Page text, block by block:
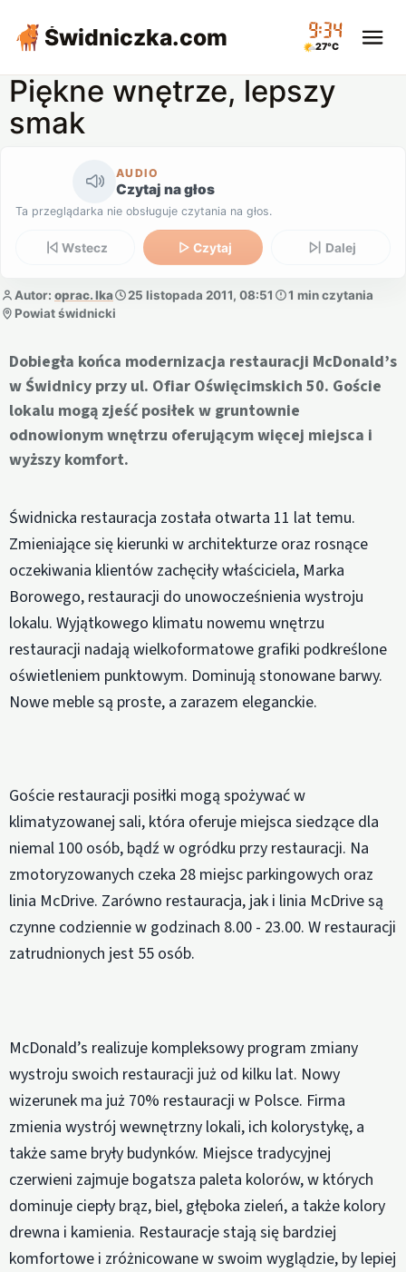
Świdniczka.com 09:34
27°C
Piękne wnętrze, lepszy
smak
AUDIO
Czytaj na głos
Ta przeglądarka nie obsługuje czytania na głos.
Wstecz Czytaj Dalej
Autor: oprac. Ika 25 listopada 2011, 08:51
1 min czytania
Powiat świdnicki
Dobiegła końca modernizacja restauracji McDonald’s
w Świdnicy przy ul. Ofiar Oświęcimskich 50. Goście
lokalu mogą zjeść posiłek w gruntownie
odnowionym wnętrzu oferującym więcej miejsca i
wyższy komfort.
Świdnicka restauracja została otwarta 11 lat temu.
Zmieniające się kierunki w architekturze oraz rosnące
oczekiwania klientów zachęciły właściciela, Marka
Borowego, restauracji do unowocześnienia wystroju
lokalu. Wyjątkowego klimatu nowemu wnętrzu
restauracji nadają wielkoformatowe grafiki podkreślone
oświetleniem punktowym. Dominują stonowane barwy.
Nowe meble są proste, a zarazem eleganckie.
Goście restauracji posiłki mogą spożywać w
klimatyzowanej sali, która oferuje miejsca siedzące dla
niemal 100 osób, bądź w ogródku przy restauracji. Na
zmotoryzowanych czeka 28 miejsc parkingowych oraz
linia McDrive. Zarówno restauracja, jak i linia McDrive są
czynne codziennie w godzinach 8.00 - 23.00. W restauracji
zatrudnionych jest 55 osób.
McDonald’s realizuje kompleksowy program zmiany
wystroju swoich restauracji już od kilku lat. Nowy
wizerunek ma już 70% restauracji w Polsce. Firma
zmienia wystrój wewnętrzny lokali, ich kolorystykę, a
także same bryły budynków. Miejsce tradycyjnej
czerwieni zajmuje bogatsza paleta kolorów, w których
dominuje ciepły brąz, biel, głęboka zieleń, a także kolory
drewna i kamienia. Restauracje stają się bardziej
komfortowe i zróżnicowane w swoim wyglądzie, by lepiej